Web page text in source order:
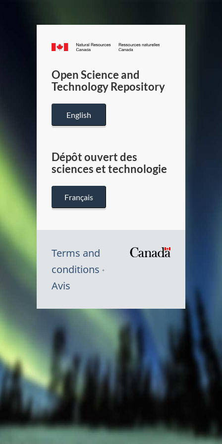
Canada.ca
/
Canada
Open Science and
Technology Repository
English
Dépôt ouvert des
sciences et technologie
Français
Terms and
conditions
Avis
Canada